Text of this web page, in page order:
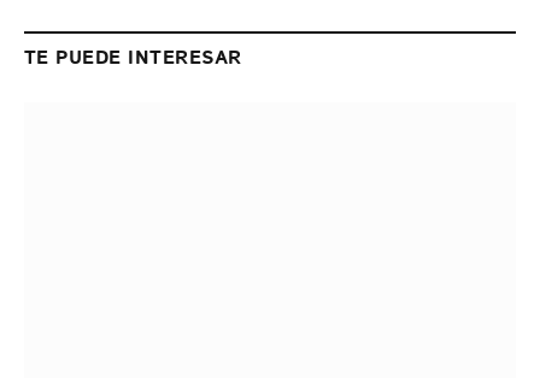
TE PUEDE INTERESAR